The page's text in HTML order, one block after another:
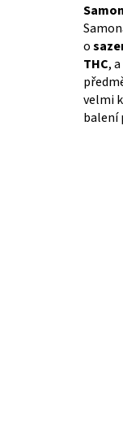
o
THC,
velmi
balení